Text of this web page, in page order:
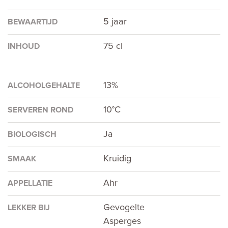
BEWAARTIJD 5 jaar
INHOUD 75 cl
ALCOHOLGEHALTE 13%
SERVEREN ROND 10°C
BIOLOGISCH Ja
SMAAK Kruidig
APPELLATIE Ahr
LEKKER BIJ
Gevogelte
Asperges